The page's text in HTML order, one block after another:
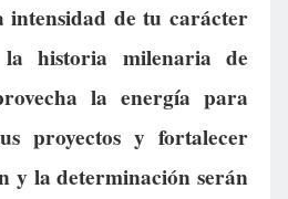
de tu carácter
historia milenaria de
la energía para
proyectos y fortalecer
y la determinación serán